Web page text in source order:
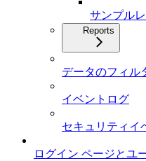
サンプル
Reports
データのフィル
イベントログ
セキュリティイ
ログイン ページとユ